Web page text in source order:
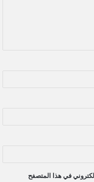
في هذا المتصفح